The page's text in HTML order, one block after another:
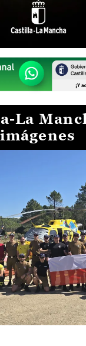
La
imágenes